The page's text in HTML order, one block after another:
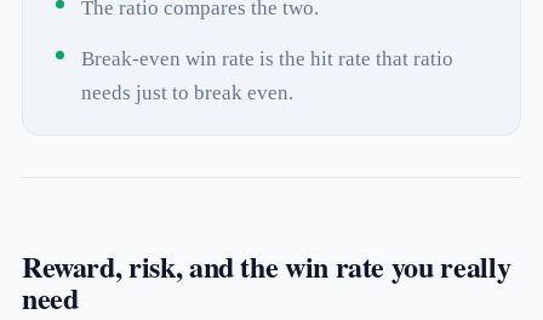
The ratio compares the two.
Break-even win rate is the hit rate that ratio
needs just to break even.
Reward, risk, and the win rate you really
need